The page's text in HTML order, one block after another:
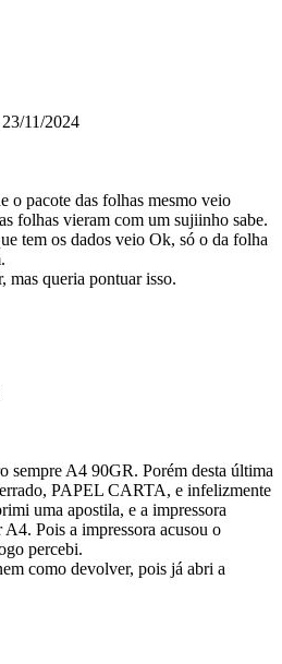
23/11/2024
o pacote das folhas mesmo veio
folhas vieram com um sujiinho sabe.
tem os dados veio Ok, só o da folha
mas queria pontuar isso.
sempre A4 90GR. Porém desta última
PAPEL CARTA, e infelizmente
uma apostila, e a impressora
A4. Pois a impressora acusou o
percebi.
como devolver, pois já abri a